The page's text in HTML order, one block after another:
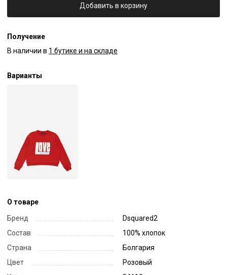
Добавить в корзину
Получение
В наличии в 1 бутике и на складе
Варианты
О товаре
Бренд
Dsquared2
Состав
100% хлопок
Страна
Болгария
Цвет
Розовый